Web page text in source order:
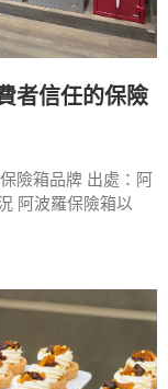
者信任的保險
險箱品牌 出處：阿
阿波羅保險箱以